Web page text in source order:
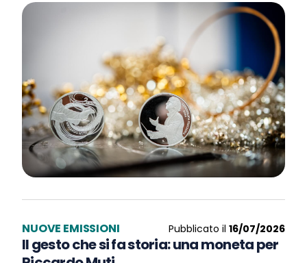
NUOVE EMISSIONI Pubblicato il 16/07/2026
Il gesto che si fa storia: una moneta per